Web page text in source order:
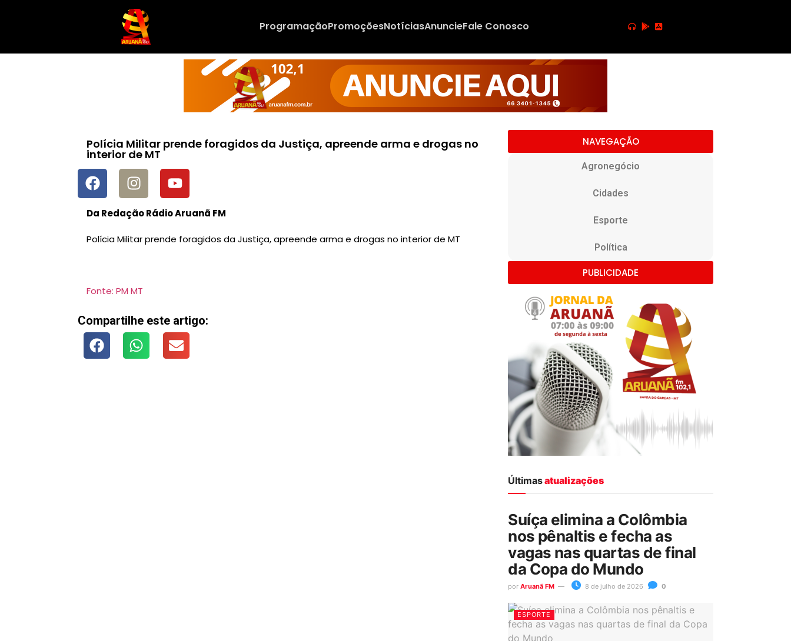
ProgramaçãoPromoçõesNotíciasAnuncieFale Conosco
Polícia Militar prende foragidos da Justiça, apreende arma e drogas no
interior de MT
Da Redação Rádio Aruanã FM
Polícia Militar prende foragidos da Justiça, apreende arma e drogas no interior de MT
Fonte: PM MT
Compartilhe este artigo:
NAVEGAÇÃO
Agronegócio
Cidades
Esporte
Política
PUBLICIDADE
Últimasatualizações
Suíça elimina a Colômbia
nos pênaltis e fecha as
vagas nas quartas de final
da Copa do Mundo
por Aruanã FM 8 de julho de 2026 0
ESPORTE